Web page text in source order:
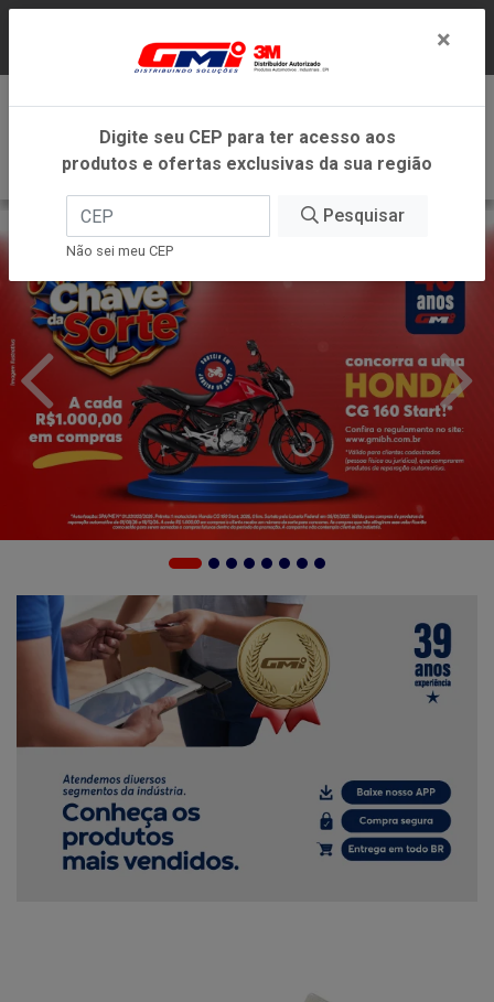
DENTRO DO ESTADO DE MINAS GERAIS.
×
Digite seu CEP para ter acesso aos
produtos e ofertas exclusivas da sua região
Pesquisar
Não sei meu CEP